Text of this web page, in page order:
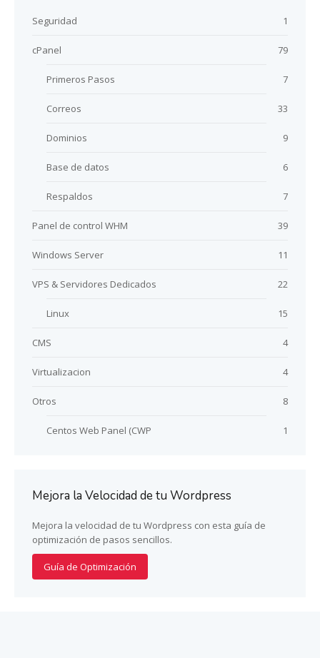
Seguridad 1
cPanel 79
Primeros Pasos 7
Correos 33
Dominios 9
Base de datos 6
Respaldos 7
Panel de control WHM 39
Windows Server 11
VPS & Servidores Dedicados 22
Linux 15
CMS 4
Virtualizacion 4
Otros 8
Centos Web Panel (CWP 1
Mejora la Velocidad de tu Wordpress
Mejora la velocidad de tu Wordpress con esta guía de
optimización de pasos sencillos.
Guía de Optimización